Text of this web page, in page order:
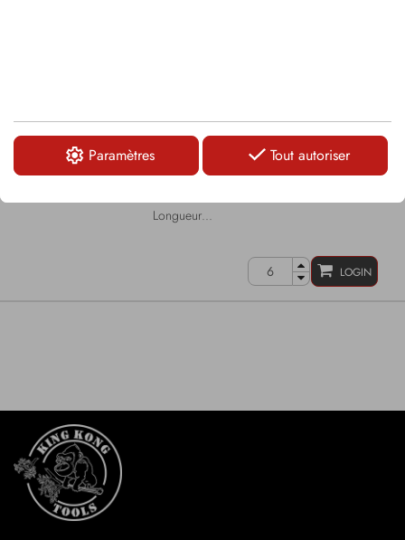
Paramètres Tout autoriser
Pic à tige ronde
Tige de Ø: 43mm/35mm
Longueur...
LOGIN